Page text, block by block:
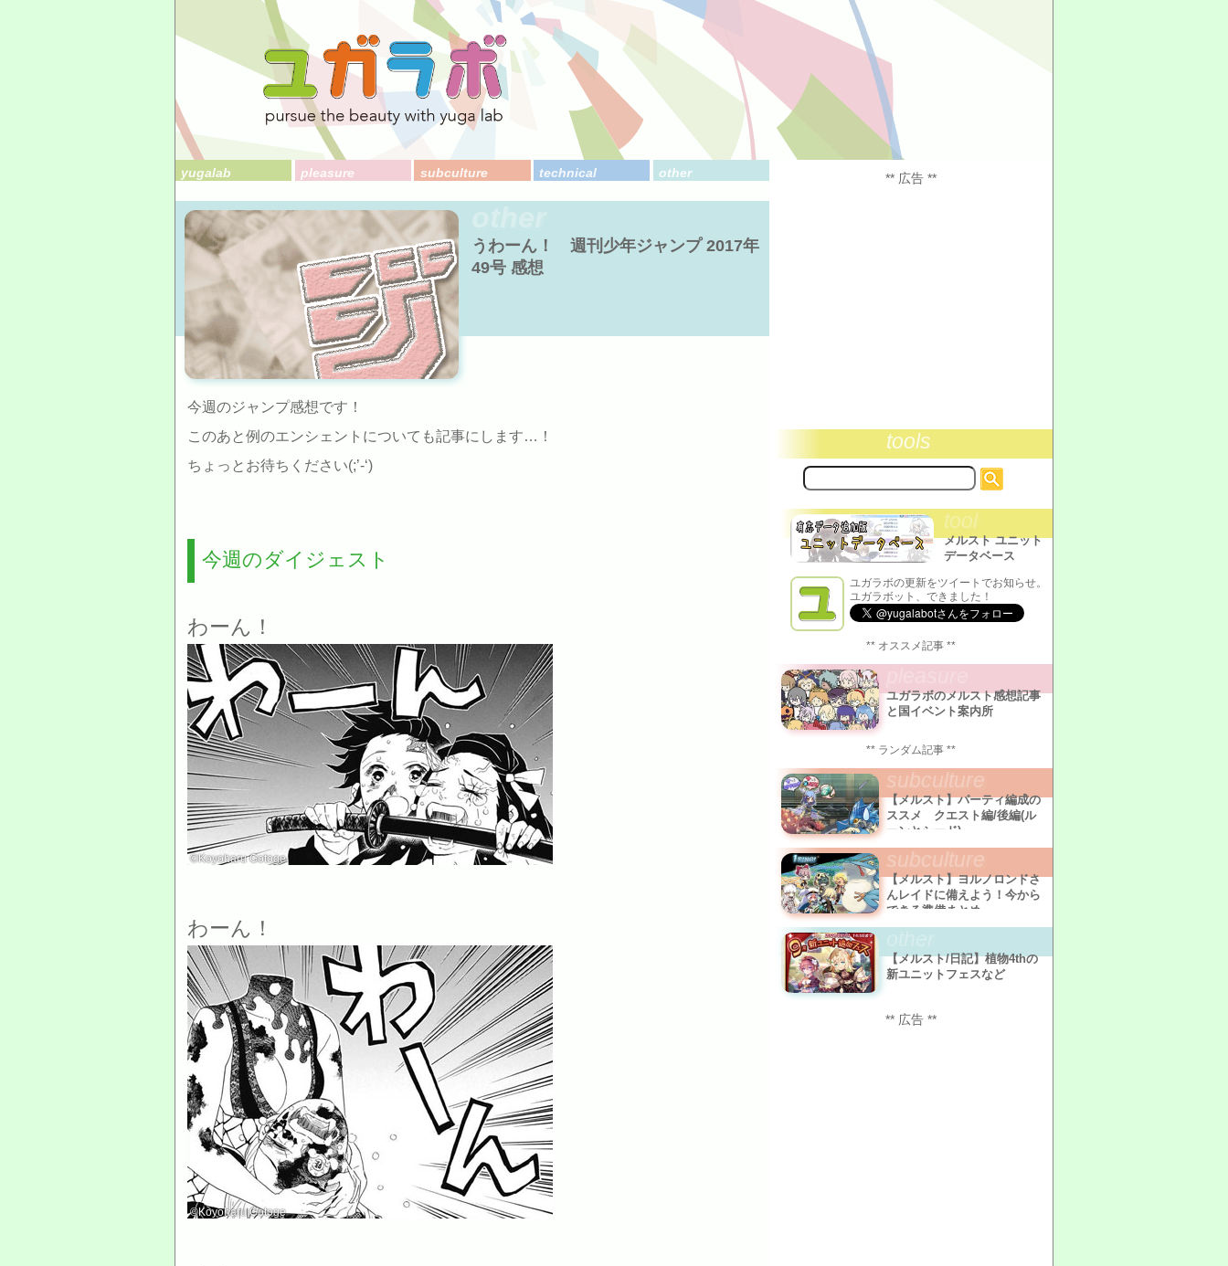
yugalab pleasure subculture technical other
うわーん！ 週刊少年ジャンプ 2017年
49号 感想
今週のジャンプ感想です！
このあと例のエンシェントについても記事にします…！
ちょっとお待ちください(;’-‘)
今週のダイジェスト
わーん！
©Koyoharu Gotoge
わーん！
©Koyoharu Gotoge
** 広告 **
tools
サ
イ
内
検
索:
tool
メルスト ユニット
データベース
ユガラボの更新をツイートでお知らせ。
ユガラボット、できました！
** オススメ記事 **
ユガラボのメルスト感想記事
と国イベント案内所
** ランダム記事 **
subculture
【メルスト】パーティ編成の
ススメ クエスト編/後編(ル
ーンとシード)
subculture
【メルスト】ヨルノロンドさ
んレイドに備えよう！今から
できる準備まとめ
【メルスト/日記】植物4thの
新ユニットフェスなど
** 広告 **